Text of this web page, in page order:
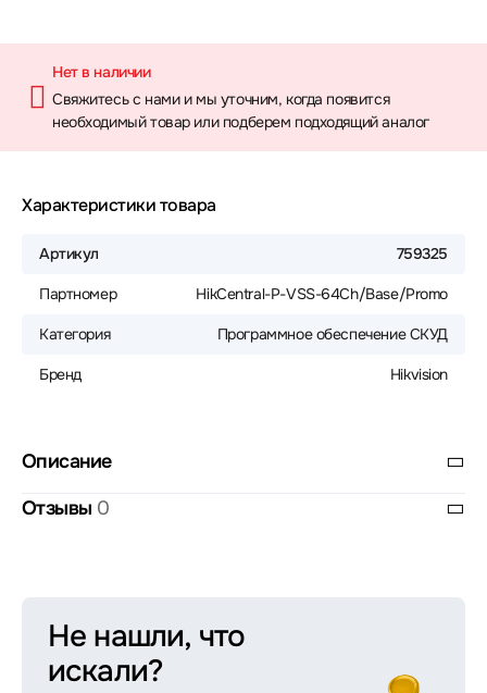
Нет в наличии
Свяжитесь с нами и мы уточним, когда появится
необходимый товар или подберем подходящий аналог
Характеристики товара
Артикул 759325
Партномер HikCentral-P-VSS-64Ch/Base/Promo
Категория Программное обеспечение СКУД
Бренд Hikvision
Описание
Отзывы 0
Не нашли, что
искали?